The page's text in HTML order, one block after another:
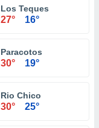
Los Teques
27° 16°
Paracotos
30° 19°
Rio Chico
30° 25°